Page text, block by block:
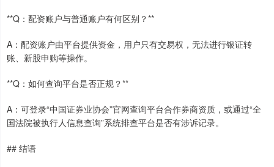
**Q：配资账户与普通账户有何区别？**
A：配资账户由平台提供资金，用户只有交易权，无法进行银证转
账、新股申购等操作。
**Q：如何查询平台是否正规？**
A：可登录“中国证券业协会”官网查询平台合作券商资质，或通过“全
国法院被执行人信息查询”系统排查平台是否有涉诉记录。
## 结语